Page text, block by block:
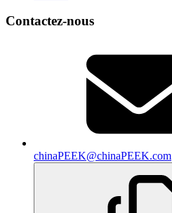
Contactez-nous
chinaPEEK@chinaPEEK.com